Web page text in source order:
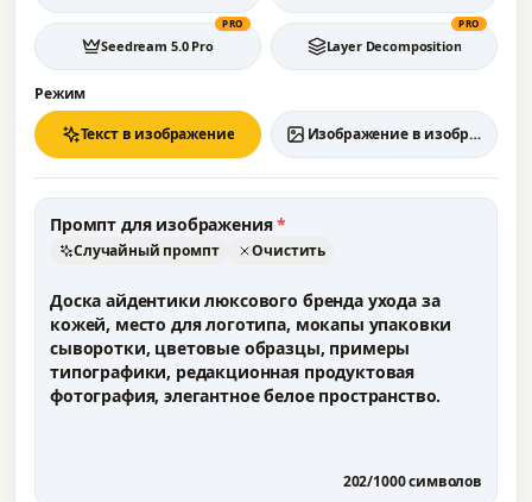
Seedream 5.0 Pro
PRO
Layer Decomposition
PRO
Режим
Текст в изображение
Изображение в изображение
Промпт для изображения *
Случайный промпт Очистить
202/1000символов